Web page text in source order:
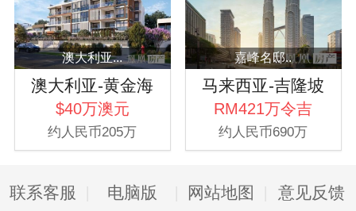
澳大利亚...
澳大利亚-黄金海
岸
$40万澳元
约人民币205万
嘉峰名邸..
马来西亚-吉隆坡
RM421万令吉
约人民币690万
联系客服 电脑版 网站地图 意见反馈